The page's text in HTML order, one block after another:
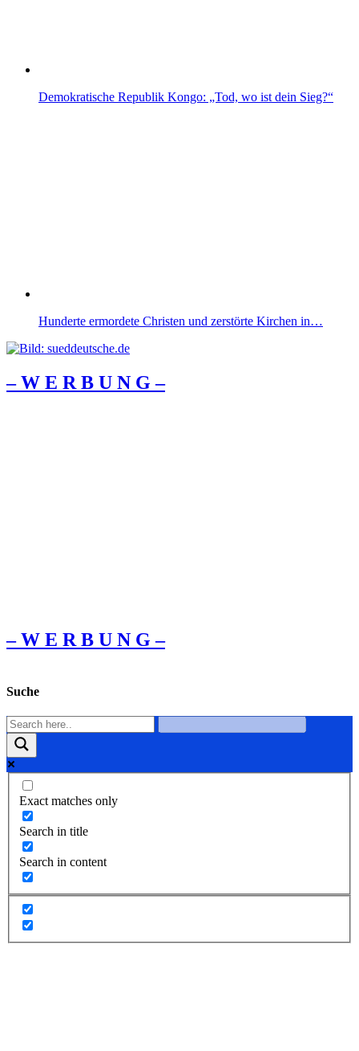
Demokratische Republik Kongo: „Tod, wo ist dein Sieg?“
Hunderte ermordete Christen und zerstörte Kirchen in…
– W Ε R Β U Ν G –
– W Ε R Β U Ν G –
Suche
Exact matches only
Search in title
Search in content